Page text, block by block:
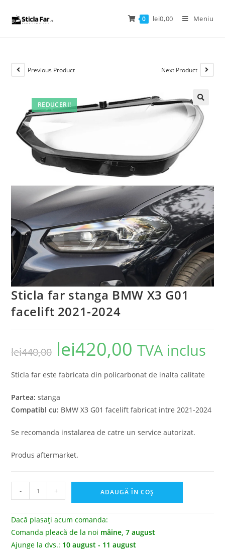
0 lei0,00 Meniu
REDUCERI!
Previous Product Next Product
🔍
Sticla far stanga BMW X3 G01
facelift 2021-2024
lei440,00 lei420,00 TVA inclus
Sticla far este fabricata din policarbonat de inalta calitate
Partea: stanga
Compatibl cu: BMW X3 G01 facelift fabricat intre 2021-2024
Se recomanda instalarea de catre un service autorizat.
Produs aftermarket.
- + ADAUGĂ ÎN COȘ
Dacă plasați acum comanda:
Comanda pleacă de la noi mâine, 7 august
Ajunge la dvs.: 10 august - 11 august